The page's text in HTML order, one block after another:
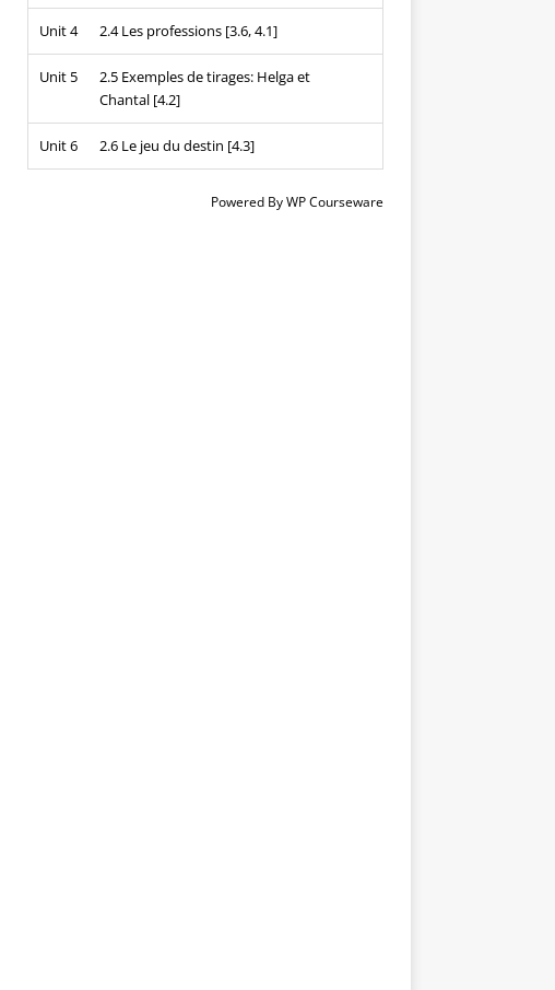
Unit 4 2.4 Les professions [3.6, 4.1]
Unit 5
2.5 Exemples de tirages: Helga et
Chantal [4.2]
Unit 6 2.6 Le jeu du destin [4.3]
Powered ByWP Courseware